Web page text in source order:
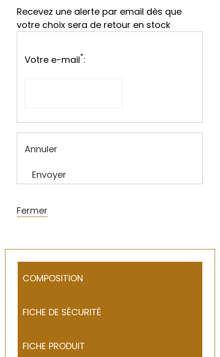
Recevez une alerte par email dès que
votre choix sera de retour en stock
Votre e-mail*:
Annuler
Envoyer
Fermer
COMPOSITION
FICHE DE SÉCURITÉ
FICHE PRODUIT